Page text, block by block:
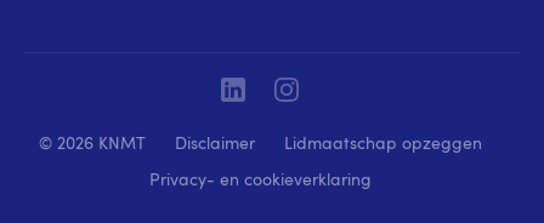
© 2026 KNMT Disclaimer Lidmaatschap opzeggen
Privacy- en cookieverklaring
Linkedin